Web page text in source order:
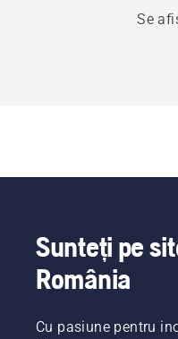
Se
Sunteți pe
România
Cu pasiune pentru